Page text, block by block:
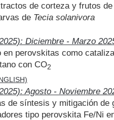
de corteza y frutos
de Tecia solanivora
Diciembre - Marzo
en perovskitas como
con CO2
Agosto - Noviembre
de síntesis y mitigación de
tipo perovskita Fe/Ni